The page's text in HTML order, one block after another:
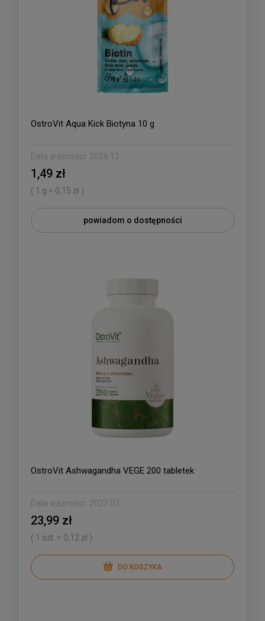
OstroVit Aqua Kick Biotyna 10 g
Data ważności: 2026.11
1,49 zł
( 1 g = 0,15 zł )
powiadom o dostępności
OstroVit Ashwagandha VEGE 200 tabletek
Data ważności: 2027.03
23,99 zł
( 1 szt. = 0,12 zł )
DO KOSZYKA